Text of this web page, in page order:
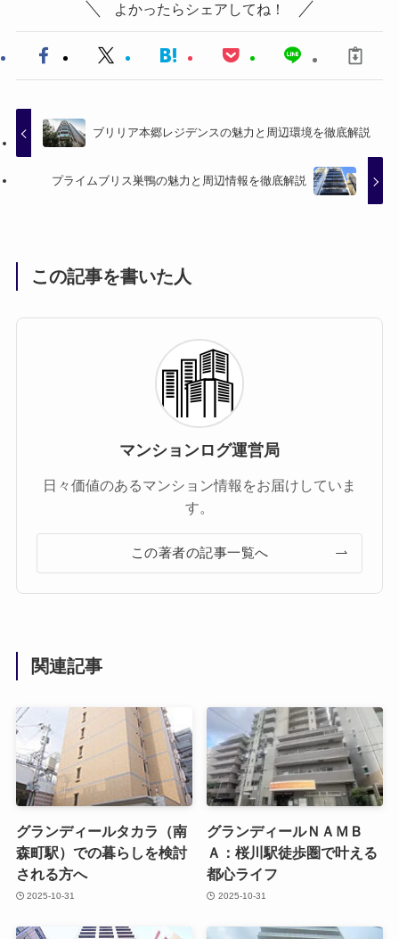
よかったらシェアしてね！
ブリリア本郷レジデンスの魅力と周辺環境を徹底解説
プライムブリス巣鴨の魅力と周辺情報を徹底解説
この記事を書いた人
マンションログ運営局
日々価値のあるマンション情報をお届けしていま
す。
この著者の記事一覧へ
関連記事
グランディールタカラ（南
森町駅）での暮らしを検討
される方へ
2025-10-31
グランディールＮＡＭＢ
Ａ：桜川駅徒歩圏で叶える
都心ライフ
2025-10-31